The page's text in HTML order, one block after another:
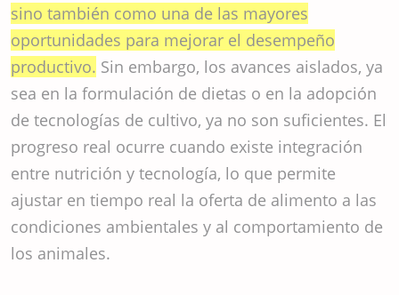
sino también como una de las mayores
oportunidades para mejorar el desempeño
productivo. Sin embargo, los avances aislados, ya
sea en la formulación de dietas o en la adopción
de tecnologías de cultivo, ya no son suficientes. El
progreso real ocurre cuando existe integración
entre nutrición y tecnología, lo que permite
ajustar en tiempo real la oferta de alimento a las
condiciones ambientales y al comportamiento de
los animales.